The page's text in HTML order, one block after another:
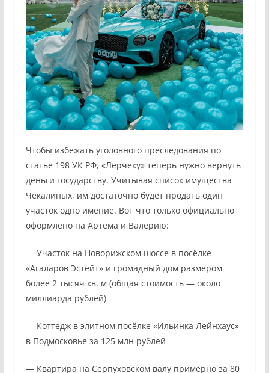
Чтобы избежать уголовного преследования по
статье 198 УК РФ, «Лерчеку» теперь нужно вернуть
деньги государству. Учитывая список имущества
Чекалиных, им достаточно будет продать один
участок одно имение. Вот что только официально
оформлено на Артёма и Валерию:
— Участок на Новорижском шоссе в посёлке
«Агаларов Эстейт» и громадный дом размером
более 2 тысяч кв. м (общая стоимость — около
миллиарда рублей)
— Коттедж в элитном посёлке «Ильинка Лейнхаус»
в Подмосковье за 125 млн рублей
— Квартира на Серпуховском валу примерно за 80